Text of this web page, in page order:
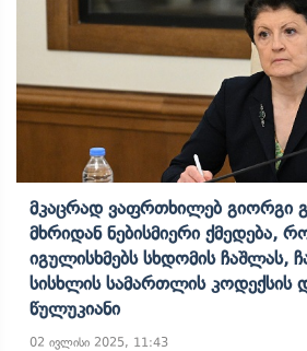
Მკაცრად Ვაფრთხილებ Გიორგი
Მხრიდან Ნებისმიერი Ქმედება,
Იგულისხმებს Სხდომის Ჩაშლას,
Სისხლის Სამართლის
Წულუკიანი
02 ივლისი 2025, 11:43